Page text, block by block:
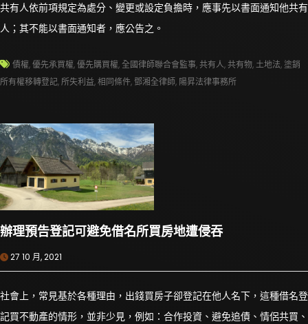
共有人依前項規定為處分、變更或設定負擔時，應事先以書面通知他共有
人；其不能以書面通知者，應公告之。
債權,優先承買權,優先購買權,全國律師聯合會監事,共有人,共有物,土地法,塗銷
所有權移轉登記,所失利益,相同條件, 鄧湘全律師, 陽昇法律事務所
辦理預告登記可避免借名所買房地遭侵吞
27 10 月, 2021
社會上，常見基於各種理由，出錢買房子卻登記在他人名下，這種借名登
記買不動產的情形，並非少見，例如：合作投資、避免追債、情侶共買、